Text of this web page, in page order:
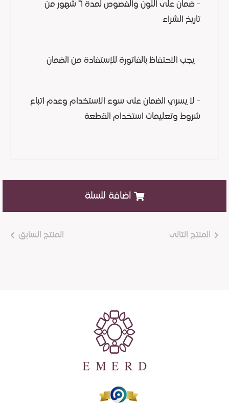
- ضمان على اللون والفصوص لمدة ٦ شهور من
تاريخ الشراء
- يجب الاحتفاظ بالفاتورة للإستفادة من الضمان
- لا يسري الضمان على سوء الاستخدام وعدم اتباع
شروط وتعليمات استخدام القطعة
اضافة للسلة
المنتج التالى المنتج السابق